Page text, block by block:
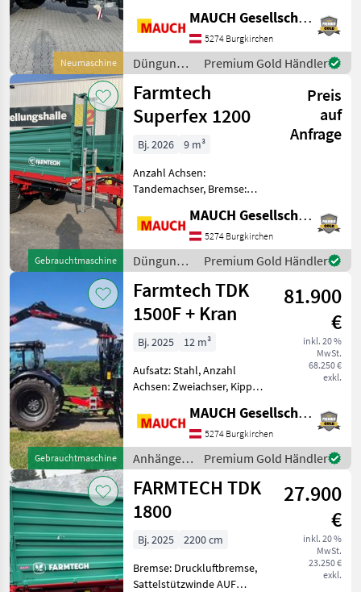
Neumaschine
Schleppschlauchverteiler,
Saugleitung !!!
Neumaschine - Farmtech
Supercis 1000+ Condor 900
!!! Ausstattung: -
MAUCH Gesellschaft m.b.H. & Co.KG
5274 Burgkirchen
Düngung
und
Beregnung
/ Farmtech
Premium Gold Händler
Gebrauchtmaschine
Farmtech
Superfex 1200
Preis
auf
Anfrage
Bj. 2026
9 m³
Anzahl Achsen:
Tandemachser, Bremse:
Hydraulischer Vorschub
Hier wird ein neuer
Farmtech Superfex 1200
angeboten. Ausstattung: -
zulässi
MAUCH Gesellschaft m.b.H. & Co.KG
5274 Burgkirchen
Düngung
und
Beregnung
/ Farmtech
Premium Gold Händler
Gebrauchtmaschine
Farmtech TDK
1500F + Kran
81.900
€
inkl. 20 %
MwSt.
68.250 €
exkl.
Bj. 2025
12 m³
Aufsatz: Stahl, Anzahl
Achsen: Zweiachser, Kipper-
Bremse: Druckluftbremse,
Typenschein, Pendel-
Bordwände Austattung: -
Brückenmaß: 4510x2200
MAUCH Gesellschaft m.b.H. & Co.KG
5274 Burgkirchen
Anhänger /
Farmtech
Premium Gold Händler
FARMTECH TDK
1800
27.900
€
inkl. 20 %
MwSt.
23.250 €
exkl.
Bj. 2025
2200 cm
Bremse: Druckluftbremse,
Sattelstützwinde AUF